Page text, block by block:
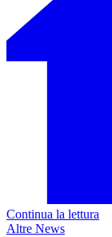
Continua la lettura
Altre News